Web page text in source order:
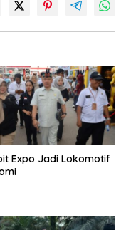
Expo Jadi Lokomotif